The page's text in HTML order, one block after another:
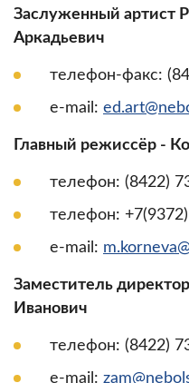
Заслуженный артист
Аркадьевич
телефон-факс:
e-mail:
Главный режиссёр -
телефон: (8422)
телефон:
e-mail:
Заместитель
Иванович
телефон: (8422)
e-mail: